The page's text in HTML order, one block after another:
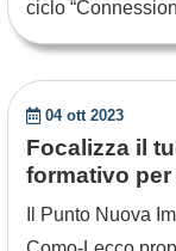
ciclo
04 ott 2023
Focalizza il
formativo per
Il Punto Nuova